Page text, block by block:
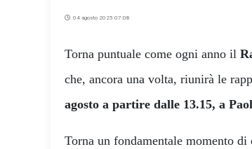
04 agosto 2025 07:08
Torna puntuale come ogni anno il
che, ancora una volta, riunirà le
agosto a partire dalle 13.15, a
Torna un fondamentale momento